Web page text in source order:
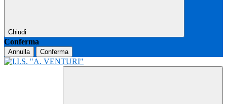
Chiudi
Conferma
Annulla Conferma